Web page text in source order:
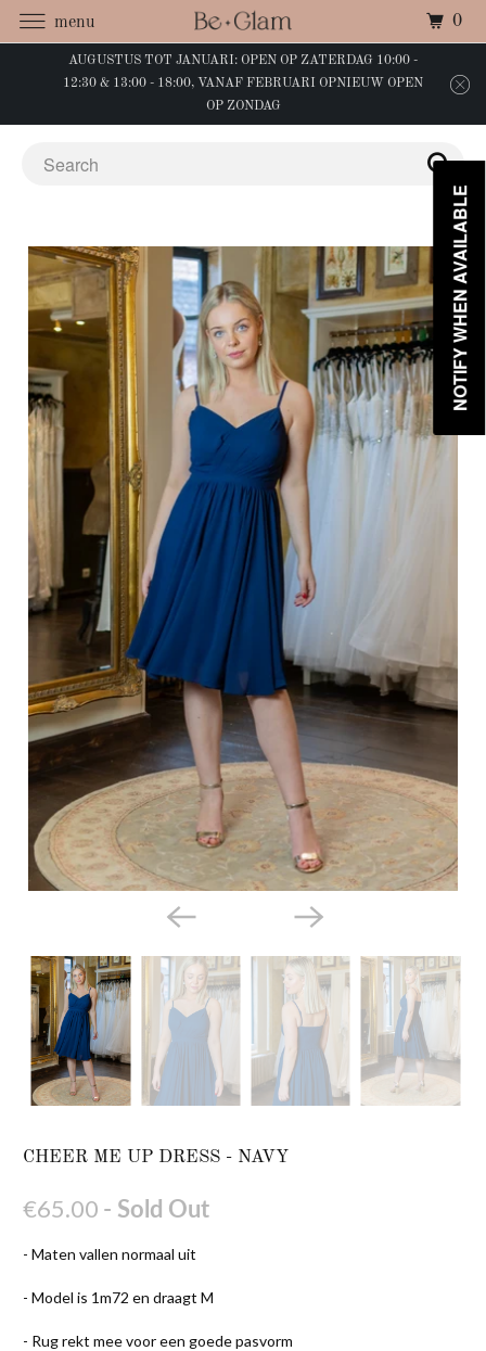
AUGUSTUS TOT JANUARI: OPEN OP ZATERDAG 10:00 -
12:30 & 13:00 - 18:00, VANAF FEBRUARI OPNIEUW OPEN
OP ZONDAG
CHEER ME UP DRESS - NAVY
€65.00 - Sold Out
- Maten vallen normaal uit
- Model is 1m72 en draagt M
- Rug rekt mee voor een goede pasvorm
menu 0
NOTIFY WHEN AVAILABLE